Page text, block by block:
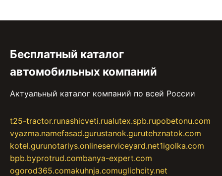
Бесплатный каталог
автомобильных компаний
Актуальный каталог компаний по всей России
t25-tractor.runashicveti.rualutex.spb.rupobetonu.com
vyazma.namefasad.gurustanok.gurutehznatok.com
kotel.gurunotariys.onlineserviceyard.net1igolka.com
bpb.byprotrud.combanya-expert.com
ogorod365.comakuhnja.comuglichcity.net